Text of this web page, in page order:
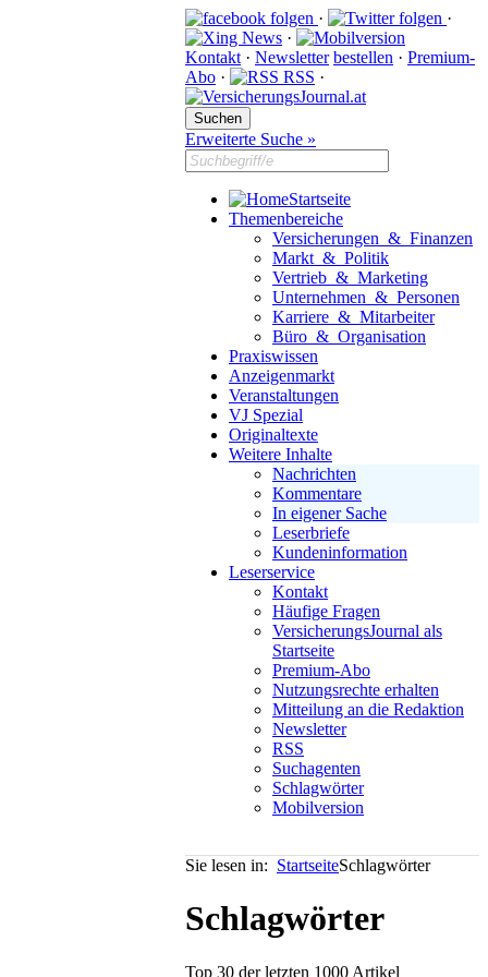
·
·
·
Kontakt · Newsletter bestellen · Premium-
Abo · RSS ·
Erweiterte Suche »
Startseite
Themenbereiche
Versicherungen & Finanzen
Markt & Politik
Vertrieb & Marketing
Unternehmen & Personen
Karriere & Mitarbeiter
Büro & Organisation
Praxiswissen
Anzeigenmarkt
Veranstaltungen
VJ Spezial
Originaltexte
Weitere Inhalte
Nachrichten
Kommentare
In eigener Sache
Leserbriefe
Kundeninformation
Leserservice
Kontakt
Häufige Fragen
VersicherungsJournal als
Startseite
Premium-Abo
Nutzungsrechte erhalten
Mitteilung an die Redaktion
Newsletter
RSS
Suchagenten
Schlagwörter
Mobilversion
Sie lesen in: StartseiteSchlagwörter
Schlagwörter
Top 30 der letzten 1000 Artikel